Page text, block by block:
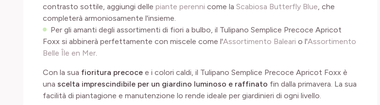
contrasto sottile, aggiungi delle piante perenni come la Scabiosa Butterfly Blue, che
completerà armoniosamente l'insieme.
Per gli amanti degli assortimenti di fiori a bulbo, il Tulipano Semplice Precoce Apricot
Foxx si abbinerà perfettamente con miscele come l'Assortimento Baleari o l'Assortimento
Belle Île en Mer.
Con la sua fioritura precoce e i colori caldi, il Tulipano Semplice Precoce Apricot Foxx è
una scelta imprescindibile per un giardino luminoso e raffinato fin dalla primavera. La sua
facilità di piantagione e manutenzione lo rende ideale per giardinieri di ogni livello.